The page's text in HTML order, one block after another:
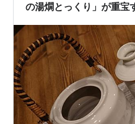
の湯燗とっくり」が重宝